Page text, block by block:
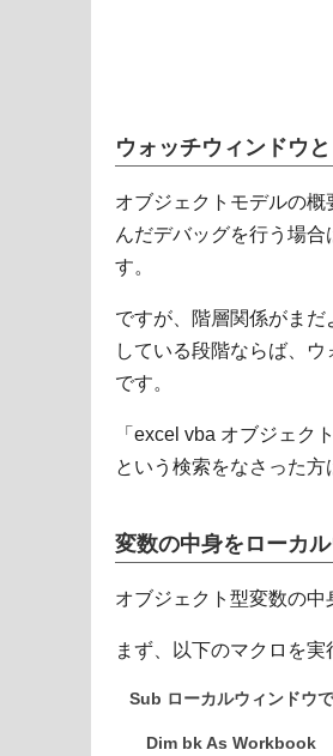
ウォッチウィンドウ
オブジェクトモデルの
んだデバッグを行う場合
す。
ですが、階層関係がま
している段階ならば、ウ
です。
「excel vba オブジェク
という検索をなさった方
変数の中身をローカ
オブジェクト型変数の中
まず、以下のマクロを実
Sub ローカルウィンドウ
Dim bk As Workbook